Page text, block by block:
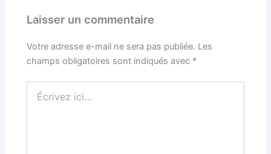
Laisser un commentaire
Votre adresse e-mail ne sera pas publiée. Les
champs obligatoires sont indiqués avec *
ici…